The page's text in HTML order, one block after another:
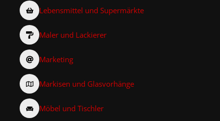
Lebensmittel und Supermärkte
Maler und Lackierer
Marketing
Markisen und Glasvorhänge
Möbel und Tischler